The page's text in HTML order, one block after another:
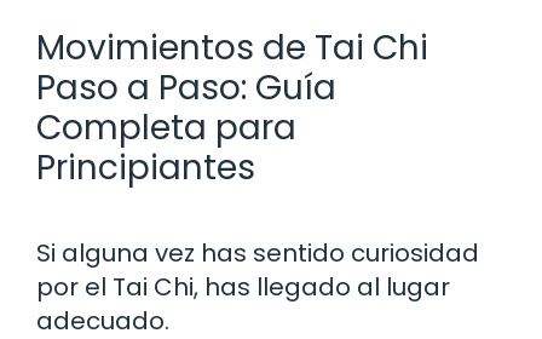
Movimientos de Tai Chi
Paso a Paso: Guía
Completa para
Principiantes
Si alguna vez has sentido curiosidad
por el Tai Chi, has llegado al lugar
adecuado.